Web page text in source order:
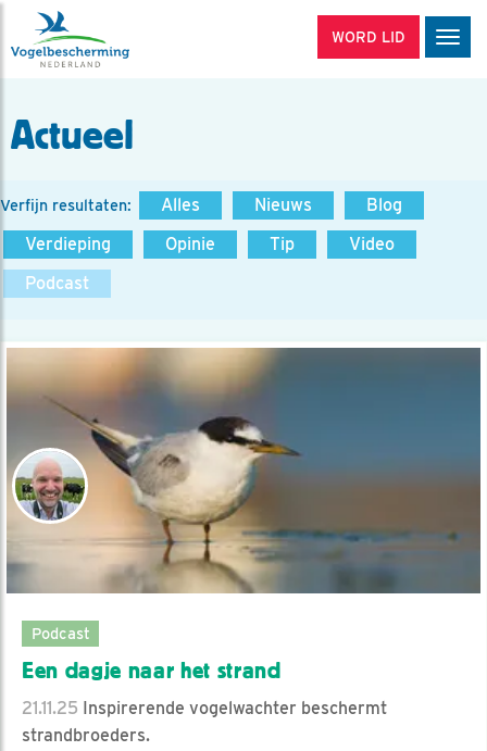
WORD LID
Actueel
Verfijn resultaten: Alles Nieuws
Blog
Verdieping
Opinie Tip
Video
Podcast
Podcast
Een dagje naar het strand
21.11.25 Inspirerende vogelwachter beschermt
strandbroeders.